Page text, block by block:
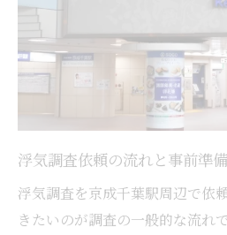
浮気調査でGPS利用時
GPSがバレる前に知
点
浮気調査のGPS証拠収
パートナーに悟られ
浮気調査における情
浮気調査依頼の流れと事前準
浮気調査を京成千葉駅周辺で依
きたいのが調査の一般的な流れ